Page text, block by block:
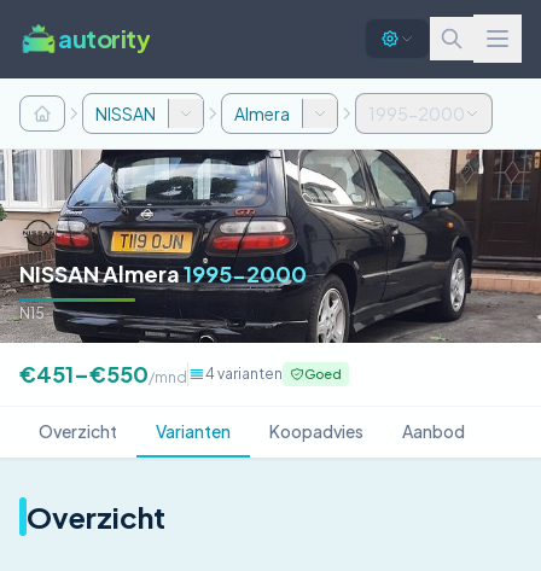
autority
NISSAN Almera 1995-2000
NISSAN Almera1995-2000
N15
€451–€550/mnd 4 varianten Goed
Overzicht Varianten Koopadvies Aanbod
Overzicht